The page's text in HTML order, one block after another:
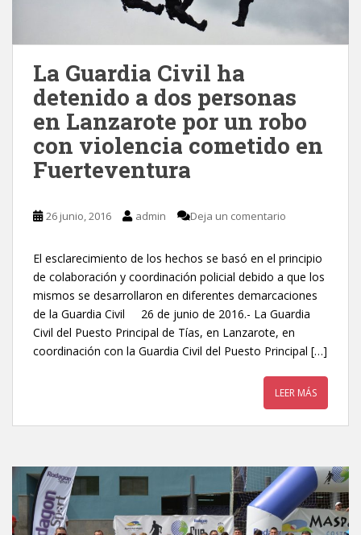
La Guardia Civil ha
detenido a dos personas
en Lanzarote por un robo
con violencia cometido en
Fuerteventura
26 junio, 2016 admin Deja un comentario
El esclarecimiento de los hechos se basó en el principio
de colaboración y coordinación policial debido a que los
mismos se desarrollaron en diferentes demarcaciones
de la Guardia Civil 26 de junio de 2016.- La Guardia
Civil del Puesto Principal de Tías, en Lanzarote, en
coordinación con la Guardia Civil del Puesto Principal […]
LEER MÁS